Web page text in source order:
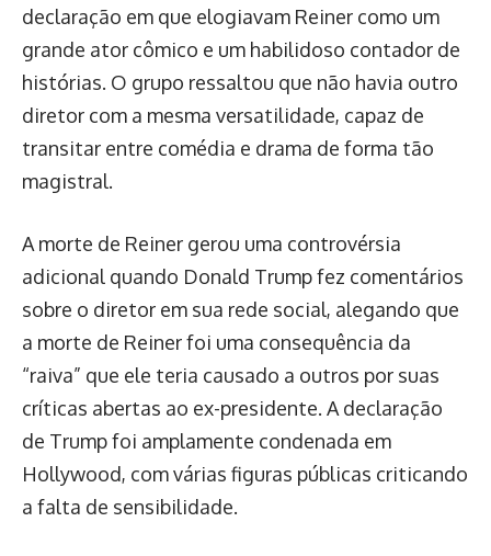
declaração em que elogiavam Reiner como um
grande ator cômico e um habilidoso contador de
histórias. O grupo ressaltou que não havia outro
diretor com a mesma versatilidade, capaz de
transitar entre comédia e drama de forma tão
magistral.
A morte de Reiner gerou uma controvérsia
adicional quando Donald Trump fez comentários
sobre o diretor em sua rede social, alegando que
a morte de Reiner foi uma consequência da
“raiva” que ele teria causado a outros por suas
críticas abertas ao ex-presidente. A declaração
de Trump foi amplamente condenada em
Hollywood, com várias figuras públicas criticando
a falta de sensibilidade.